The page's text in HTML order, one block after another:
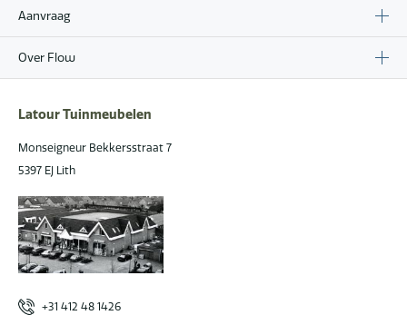
Aanvraag
Over Flow
Latour Tuinmeubelen
Monseigneur Bekkersstraat 7
5397 EJ Lith
+31 412 48 1426